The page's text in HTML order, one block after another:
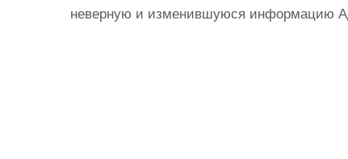
неверную и изменившуюся информацию